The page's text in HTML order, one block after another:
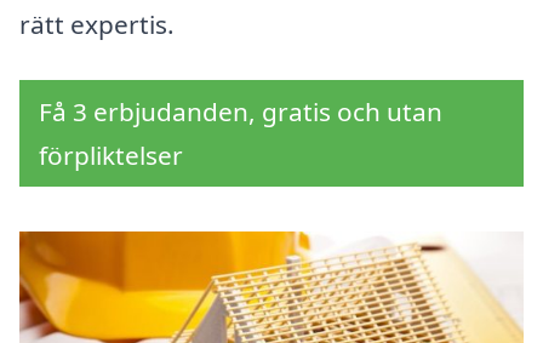
rätt expertis.
Få 3 erbjudanden, gratis och utan
förpliktelser